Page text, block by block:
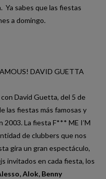
Ya sabes que las fiestas
a domingo.
DAVID GUETTA
David Guetta, del 5 de
las fiestas más famosas y
2003. La fiesta F*** ME I’M
de clubbers que nos
gira un gran espectáculo,
invitados en cada fiesta, los
Alok, Benny